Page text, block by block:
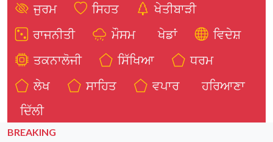
ਜੁਰਮ
ਸਿਹਤ
ਖੇਤੀਬਾੜੀ
ਰਾਜਨੀਤੀ
ਮੌਸਮ ਖੇਡਾਂ
ਵਿਦੇਸ਼
ਤਕਨਾਲੋਜੀ
ਸਿੱਖਿਆ
ਧਰਮ
ਲੇਖ
ਸਾਹਿਤ ਵਪਾਰ
ਹਰਿਆਣਾ
ਦਿੱਲੀ
BREAKING